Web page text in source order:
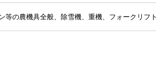
等の農機具全般、除雪機、重機、フォークリフ